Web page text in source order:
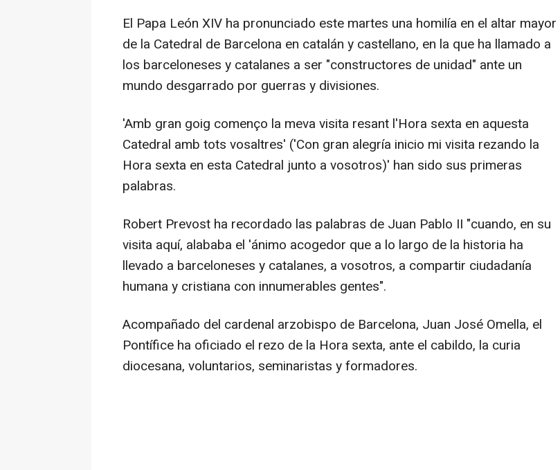
El Papa León XIV ha pronunciado este martes una homilía en el altar mayor
de la Catedral de Barcelona en catalán y castellano, en la que ha llamado a
los barceloneses y catalanes a ser "constructores de unidad" ante un
mundo desgarrado por guerras y divisiones.
'Amb gran goig començo la meva visita resant l'Hora sexta en aquesta
Catedral amb tots vosaltres' ('Con gran alegría inicio mi visita rezando la
Hora sexta en esta Catedral junto a vosotros)' han sido sus primeras
palabras.
Robert Prevost ha recordado las palabras de Juan Pablo II "cuando, en su
visita aquí, alababa el 'ánimo acogedor que a lo largo de la historia ha
llevado a barceloneses y catalanes, a vosotros, a compartir ciudadanía
humana y cristiana con innumerables gentes".
Acompañado del cardenal arzobispo de Barcelona, Juan José Omella, el
Pontífice ha oficiado el rezo de la Hora sexta, ante el cabildo, la curia
diocesana, voluntarios, seminaristas y formadores.